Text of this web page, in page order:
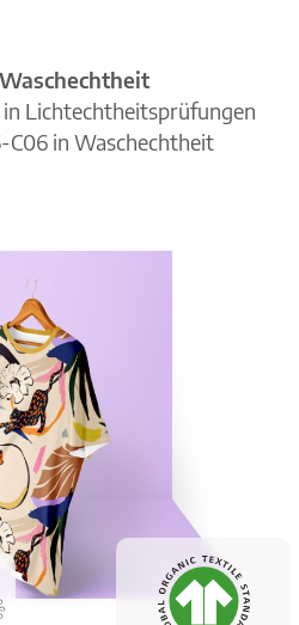
in Lichtechtheitsprüfungen
C06 in Waschechtheit